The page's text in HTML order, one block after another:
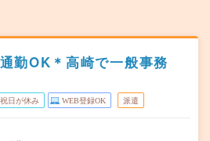
勤OK＊高崎で一般事務
日が休み WEB登録OK 派遣